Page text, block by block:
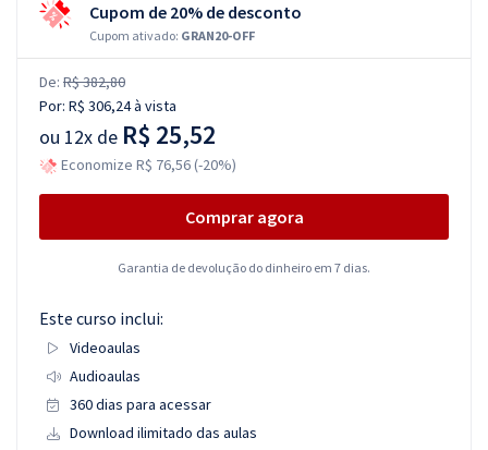
Cupom de 20% de desconto
Cupom ativado: GRAN20-OFF
De: R$ 382,80
Por: R$ 306,24à vista
ou 12x de R$ 25,52
Economize R$ 76,56 (-20%)
Comprar agora
Garantia de devolução do dinheiro em 7 dias.
Este curso inclui:
Videoaulas
Audioaulas
360 dias para acessar
Download ilimitado das aulas